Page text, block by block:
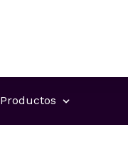
Productos